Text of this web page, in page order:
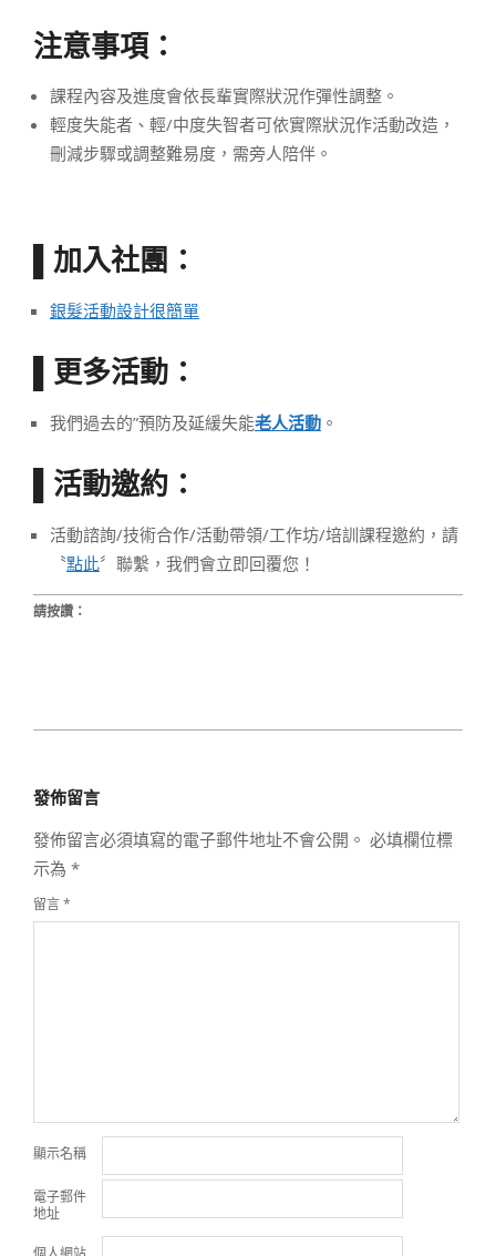
注意事項：
課程內容及進度會依長輩實際狀況作彈性調整。
輕度失能者、輕/中度失智者可依實際狀況作活動改造，
刪減步驟或調整難易度，需旁人陪伴。
加入社團：
銀髮活動設計很簡單
更多活動：
我們過去的”預防及延緩失能老人活動 。
活動邀約：
活動諮詢/技術合作/活動帶領/工作坊/培訓課程邀約，請
〝點此〞聯繫，我們會立即回覆您！
請按讚：
26
發佈留言
發佈留言必須填寫的電子郵件地址不會公開。 必填欄位標
示為 *
留言*
顯示名稱
電子郵件
地址